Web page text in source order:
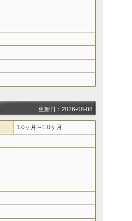
更新日：2026-08-08
1.0ヶ月～1.0ヶ月